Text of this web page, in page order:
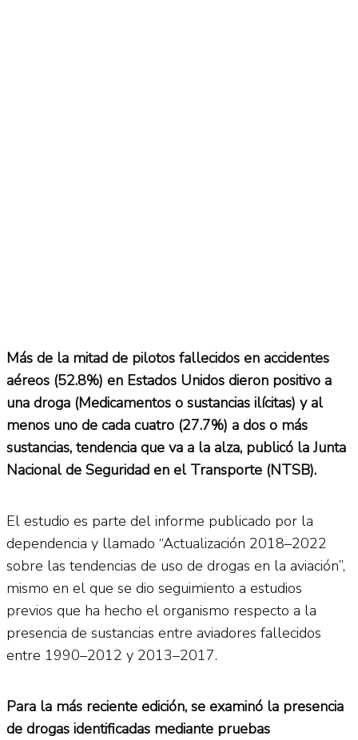
Más de la mitad de pilotos fallecidos en accidentes
aéreos (52.8%) en Estados Unidos dieron positivo a
una droga (Medicamentos o sustancias ilícitas) y al
menos uno de cada cuatro (27.7%) a dos o más
sustancias, tendencia que va a la alza, publicó la Junta
Nacional de Seguridad en el Transporte (NTSB).
El estudio es parte del informe publicado por la
dependencia y llamado “Actualización 2018–2022
sobre las tendencias de uso de drogas en la aviación”,
mismo en el que se dio seguimiento a estudios
previos que ha hecho el organismo respecto a la
presencia de sustancias entre aviadores fallecidos
entre 1990–2012 y 2013–2017.
Para la más reciente edición, se examinó la presencia
de drogas identificadas mediante pruebas